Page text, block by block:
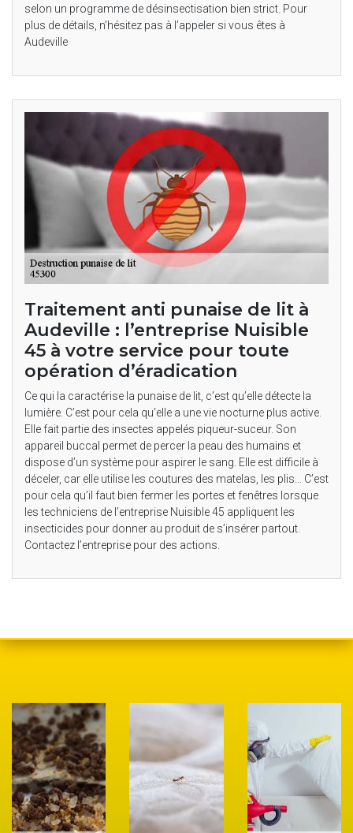
selon un programme de désinsectisation bien strict. Pour
plus de détails, n’hésitez pas à l’appeler si vous êtes à
Audeville
Traitement anti punaise de lit à
Audeville : l’entreprise Nuisible
45 à votre service pour toute
opération d’éradication
Ce qui la caractérise la punaise de lit, c’est qu’elle détecte la
lumière. C’est pour cela qu’elle a une vie nocturne plus active.
Elle fait partie des insectes appelés piqueur-suceur. Son
appareil buccal permet de percer la peau des humains et
dispose d’un système pour aspirer le sang. Elle est difficile à
déceler, car elle utilise les coutures des matelas, les plis… C’est
pour cela qu’il faut bien fermer les portes et fenêtres lorsque
les techniciens de l’entreprise Nuisible 45 appliquent les
insecticides pour donner au produit de s’insérer partout.
Contactez l’entreprise pour des actions.